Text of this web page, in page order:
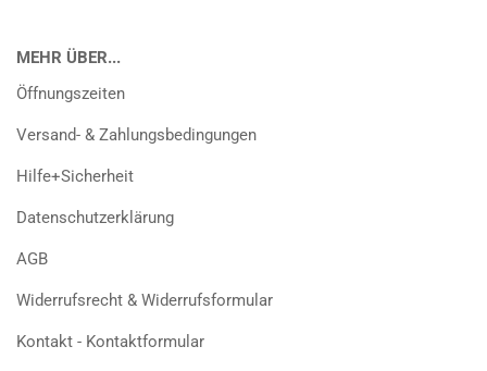
MEHR ÜBER...
Öffnungszeiten
Versand- & Zahlungsbedingungen
Hilfe+Sicherheit
Datenschutzerklärung
AGB
Widerrufsrecht & Widerrufsformular
Kontakt - Kontaktformular